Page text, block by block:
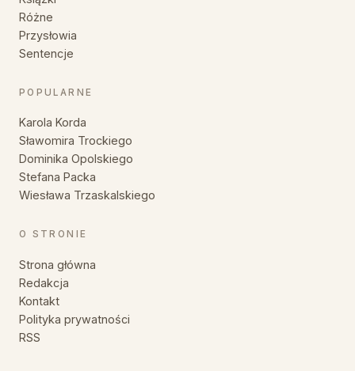
Różne
Przysłowia
Sentencje
POPULARNE
Karola Korda
Sławomira Trockiego
Dominika Opolskiego
Stefana Packa
Wiesława Trzaskalskiego
O STRONIE
Strona główna
Redakcja
Kontakt
Polityka prywatności
RSS